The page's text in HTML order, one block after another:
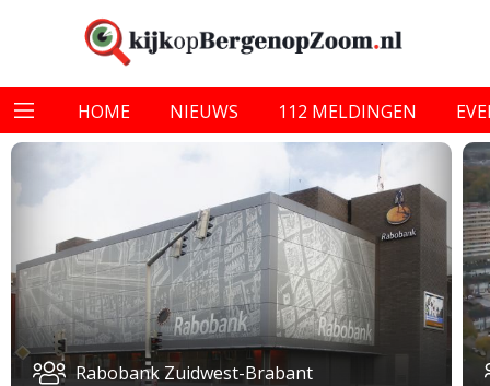
HOME NIEUWS 112 MELDINGEN
Rabobank Zuidwest-Brabant